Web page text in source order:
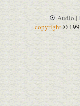
Audio |
copyright©